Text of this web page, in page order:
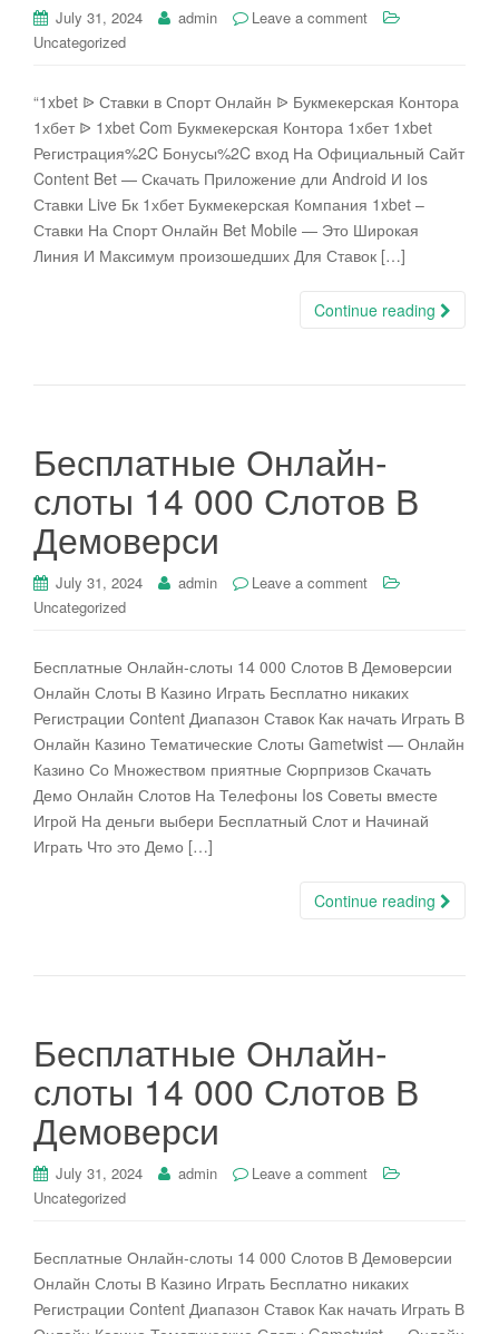
July 31, 2024 admin
Leave a comment
Uncategorized
“1xbet ᐉ Ставки в Спорт Онлайн ᐉ Букмекерская Контора
1хбет ᐉ 1xbet Com Букмекерская Контора 1хбет 1xbet
Регистрация%2C Бонусы%2C вход На Официальный Сайт
Content Bet — Скачать Приложение дли Android И Іos
Ставки Live Бк 1хбет Букмекерская Компания 1xbet –
Ставки На Спорт Онлайн Bet Mobile — Это Широкая
Линия И Максимум произошедших Для Ставок […]
Continue reading
Бесплатные Онлайн-
слоты 14 000 Слотов В
Демоверси
July 31, 2024 admin
Leave a comment
Uncategorized
Бесплатные Онлайн-слоты 14 000 Слотов В Демоверсии
Онлайн Слоты В Казино Играть Бесплатно никаких
Регистрации Content Диапазон Ставок Как начать Играть В
Онлайн Казино Тематические Слоты Gametwist — Онлайн
Казино Со Множеством приятные Сюрпризов Скачать
Демо Онлайн Слотов На Телефоны Ios Советы вместе
Игрой На деньги выбери Бесплатный Слот и Начинай
Играть Что это Демо […]
Continue reading
Бесплатные Онлайн-
слоты 14 000 Слотов В
Демоверси
July 31, 2024 admin
Leave a comment
Uncategorized
Бесплатные Онлайн-слоты 14 000 Слотов В Демоверсии
Онлайн Слоты В Казино Играть Бесплатно никаких
Регистрации Content Диапазон Ставок Как начать Играть В